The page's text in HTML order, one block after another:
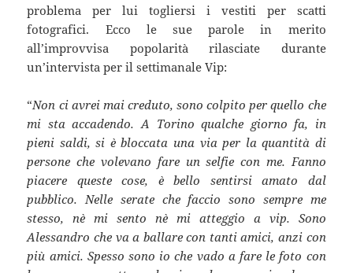
problema per lui togliersi i vestiti per scatti
fotografici. Ecco le sue parole in merito
all’improvvisa popolarità rilasciate durante
un’intervista per il settimanale Vip:
“Non ci avrei mai creduto, sono colpito per quello che
mi sta accadendo. A Torino qualche giorno fa, in
pieni saldi, si è bloccata una via per la quantità di
persone che volevano fare un selfie con me. Fanno
piacere queste cose, è bello sentirsi amato dal
pubblico. Nelle serate che faccio sono sempre me
stesso, nè mi sento nè mi atteggio a vip. Sono
Alessandro che va a ballare con tanti amici, anzi con
più amici. Spesso sono io che vado a fare le foto con